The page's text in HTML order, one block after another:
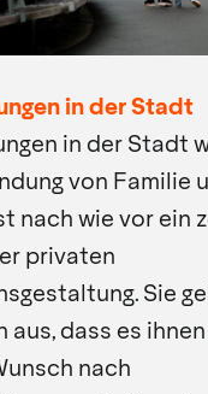
in der Stadt
in der Stadt
von Familie
nach wie vor ein
privaten
Sie
aus, dass es
nach